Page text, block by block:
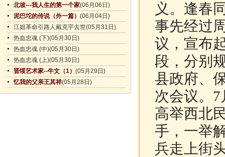
北坡---我人生的第一个家(06月06日)
泥巴坨的传说（外一篇） (06月04日)
江姐革命引路人戴克宇去世(05月31日)
热血忠魂 (下)(05月30日)
热血忠魂 (中)(05月30日)
热血忠魂 (上)(05月30日)
晋绥艺术家--牛文（1） (05月29日)
忆我的父亲王其祥(05月28日)
义。逢春
事先经过
议，宣布
段，分别
县政府、
次会议。
高举西北
手，一举
兵走上街